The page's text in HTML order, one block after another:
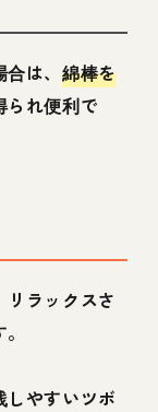
合は、綿棒を
られ便利で
ラックスさ
しやすいツボ